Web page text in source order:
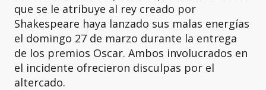
que se le atribuye al rey creado por
Shakespeare haya lanzado sus malas energías
el domingo 27 de marzo durante la entrega
de los premios Oscar. Ambos involucrados en
el incidente ofrecieron disculpas por el
altercado.